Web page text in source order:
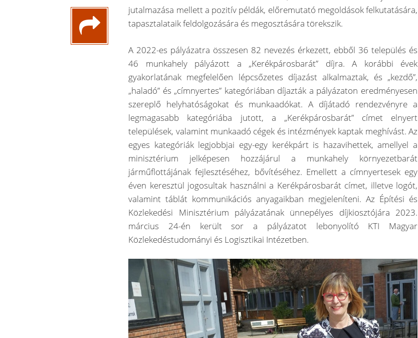
jutalmazása mellett a pozitív példák, előremutató megoldások felkutatására,
tapasztalataik feldolgozására és megosztására törekszik.
A 2022-es pályázatra összesen 82 nevezés érkezett, ebből 36 település és
46 munkahely pályázott a „Kerékpárosbarát” díjra. A korábbi évek
gyakorlatának megfelelően lépcsőzetes díjazást alkalmaztak, és „kezdő”,
„haladó” és „címnyertes” kategóriában díjazták a pályázaton eredményesen
szereplő helyhatóságokat és munkaadókat. A díjátadó rendezvényre a
legmagasabb kategóriába jutott, a „Kerékpárosbarát” címet elnyert
települések, valamint munkaadó cégek és intézmények kaptak meghívást. Az
egyes kategóriák legjobbjai egy-egy kerékpárt is hazavihettek, amellyel a
minisztérium jelképesen hozzájárul a munkahely környezetbarát
járműflottájának fejlesztéséhez, bővítéséhez. Emellett a címnyertesek egy
éven keresztül jogosultak használni a Kerékpárosbarát címet, illetve logót,
valamint táblát kommunikációs anyagaikban megjeleníteni. Az Építési és
Közlekedési Minisztérium pályázatának ünnepélyes díjkiosztójára 2023.
március 24-én került sor a pályázatot lebonyolító KTI Magyar
Közlekedéstudományi és Logisztikai Intézetben.